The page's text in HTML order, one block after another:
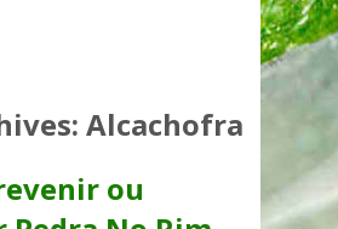
Alcachofra
ou